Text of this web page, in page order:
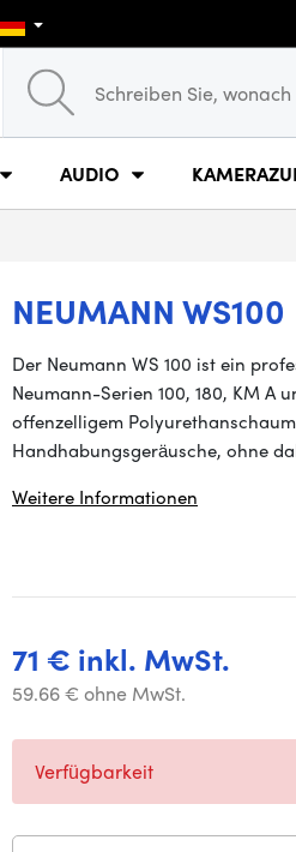
AUDIO
NEUMANN WS100
Der Neumann WS 100 ist ein
Neumann-Serien 100, 180, KM A
offenzelligem
Handhabungsgeräusche, ohne
Weitere Informationen
71 € inkl. MwSt.
59.66 € ohne MwSt.
Verfügbarkeit